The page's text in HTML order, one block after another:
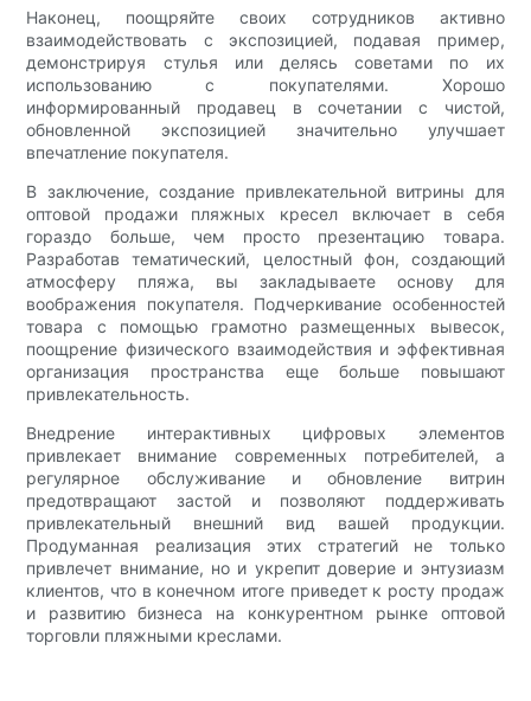
Наконец, поощряйте своих сотрудников активно
взаимодействовать с экспозицией, подавая пример,
демонстрируя стулья или делясь советами по их
использованию с покупателями. Хорошо
информированный продавец в сочетании с чистой,
обновленной экспозицией значительно улучшает
впечатление покупателя.
В заключение, создание привлекательной витрины для
оптовой продажи пляжных кресел включает в себя
гораздо больше, чем просто презентацию товара.
Разработав тематический, целостный фон, создающий
атмосферу пляжа, вы закладываете основу для
воображения покупателя. Подчеркивание особенностей
товара с помощью грамотно размещенных вывесок,
поощрение физического взаимодействия и эффективная
организация пространства еще больше повышают
привлекательность.
Внедрение интерактивных цифровых элементов
привлекает внимание современных потребителей, а
регулярное обслуживание и обновление витрин
предотвращают застой и позволяют поддерживать
привлекательный внешний вид вашей продукции.
Продуманная реализация этих стратегий не только
привлечет внимание, но и укрепит доверие и энтузиазм
клиентов, что в конечном итоге приведет к росту продаж
и развитию бизнеса на конкурентном рынке оптовой
торговли пляжными креслами.